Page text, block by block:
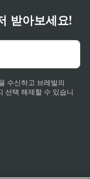
받아보세요!
수신하고 브레빌의
선택 해제할 수 있습니